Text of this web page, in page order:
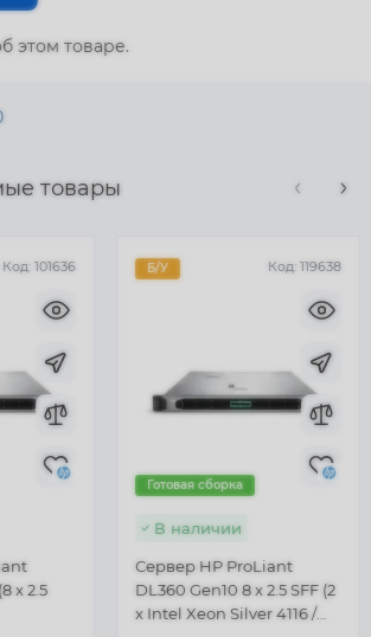
этом товаре.
товары
Код: 101636
x 2.5
Б/У
Готовая сборка
Код: 119638
В наличии
Сервер HP ProLiant
DL360 Gen10 8 x 2.5 SFF (2
x Intel Xeon Silver 4116 /